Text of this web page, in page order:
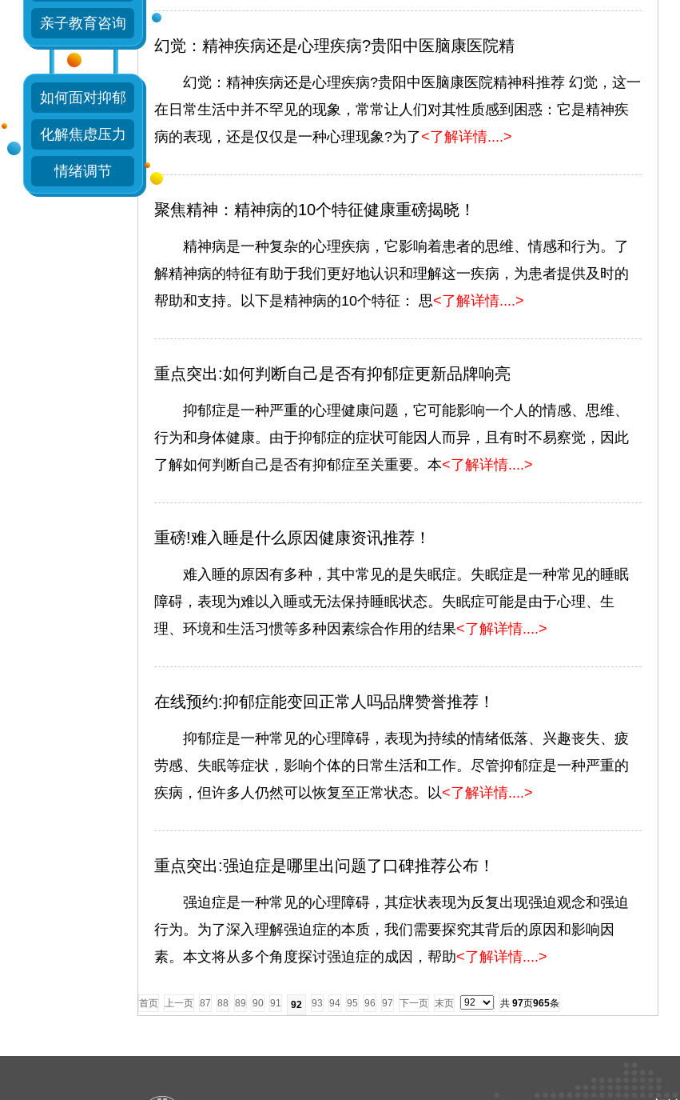
幻觉：精神疾病还是心理疾病?贵阳中医脑康医院精
幻觉：精神疾病还是心理疾病?贵阳中医脑康医院精神科推荐 幻觉，这一
在日常生活中并不罕见的现象，常常让人们对其性质感到困惑：它是精神疾
病的表现，还是仅仅是一种心理现象?为了<了解详情....>
聚焦精神：精神病的10个特征健康重磅揭晓！
精神病是一种复杂的心理疾病，它影响着患者的思维、情感和行为。了
解精神病的特征有助于我们更好地认识和理解这一疾病，为患者提供及时的
帮助和支持。以下是精神病的10个特征： 思<了解详情....>
重点突出:如何判断自己是否有抑郁症更新品牌响亮
抑郁症是一种严重的心理健康问题，它可能影响一个人的情感、思维、
行为和身体健康。由于抑郁症的症状可能因人而异，且有时不易察觉，因此
了解如何判断自己是否有抑郁症至关重要。本<了解详情....>
重磅!难入睡是什么原因健康资讯推荐！
难入睡的原因有多种，其中常见的是失眠症。失眠症是一种常见的睡眠
障碍，表现为难以入睡或无法保持睡眠状态。失眠症可能是由于心理、生
理、环境和生活习惯等多种因素综合作用的结果<了解详情....>
在线预约:抑郁症能变回正常人吗品牌赞誉推荐！
抑郁症是一种常见的心理障碍，表现为持续的情绪低落、兴趣丧失、疲
劳感、失眠等症状，影响个体的日常生活和工作。尽管抑郁症是一种严重的
疾病，但许多人仍然可以恢复至正常状态。以<了解详情....>
重点突出:强迫症是哪里出问题了口碑推荐公布！
强迫症是一种常见的心理障碍，其症状表现为反复出现强迫观念和强迫
行为。为了深入理解强迫症的本质，我们需要探究其背后的原因和影响因
素。本文将从多个角度探讨强迫症的成因，帮助<了解详情....>
首页 上一页 87 88 89 90 91 92 93 94 95 96 97 下一页 末页 共 97页965条
亲子教育咨询
如何面对抑郁
化解焦虑压力
情绪调节